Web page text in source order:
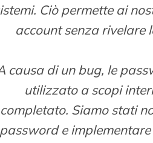
Ciò permette ai
account senza
causa di un bug, le
utilizzato a scopi
completato. Siamo stati
password e